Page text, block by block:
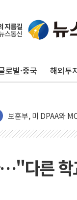
로벌·중국 해외투
[AI MY 뉴스] 뉴욕 반
뉴욕증시 프리뷰, 美
[사진] 이슬람 수니파
트럼프 "금리 내려야
특정 정치인 측근 포
李 대통령, '6시간 마
트럼프, 中 겨냥 폴
다른 학